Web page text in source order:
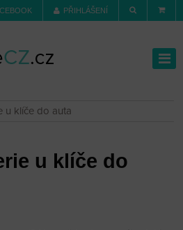
PŘIHLÁŠENÍ
u klíče do auta
u klíče do